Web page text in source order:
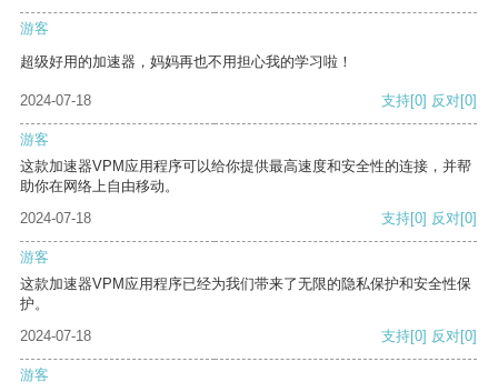
游客
超级好用的加速器，妈妈再也不用担心我的学习啦！
2024-07-18 支持[0] 反对[0]
游客
这款加速器VPM应用程序可以给你提供最高速度和安全性的连接，并帮
助你在网络上自由移动。
2024-07-18
支持[0] 反对[0]
游客
这款加速器VPM应用程序已经为我们带来了无限的隐私保护和安全性保
护。
2024-07-18
支持[0] 反对[0]
游客